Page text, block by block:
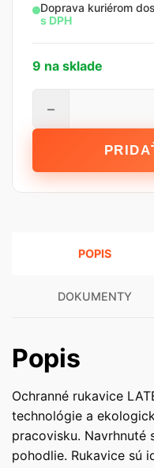
Doprava kuriérom
s DPH
9 na sklade
LATEX
−
POPIS
DOKUMENTY
Popis
Ochranné rukavice
technológie a
pracovisku. Navrhnuté
pohodlie. Rukavice sú